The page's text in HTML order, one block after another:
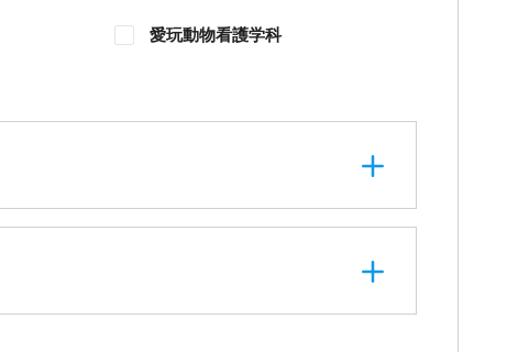
愛玩動物看護学科